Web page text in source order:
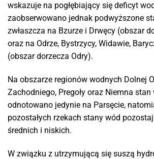
wskazuje na pogłębiający się deficyt
zaobserwowano jednak podwyższone
zwłaszcza na Bzurze i Drwęcy (obszar
oraz na Odrze, Bystrzycy, Widawie,
(obszar dorzecza Odry).
Na obszarze regionów wodnych Dolnej
Zachodniego, Pregoły oraz Niemna stan
odnotowano jedynie na Parsęcie,
pozostałych rzekach stany wód
średnich i niskich.
W związku z utrzymującą się suszą